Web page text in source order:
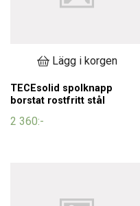
Lägg i korgen
TECEsolid spolknapp
borstat rostfritt stål
2 360:-